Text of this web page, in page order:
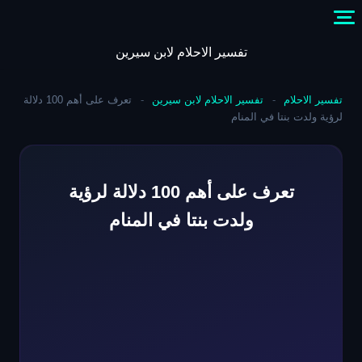
content
تفسير الاحلام لابن سيرين
تفسير الاحلام - تفسير الاحلام لابن سيرين -
تعرف على أهم 100 دلالة
لرؤية ولدت بنتا في المنام
تعرف على أهم 100 دلالة لرؤية
ولدت بنتا في المنام